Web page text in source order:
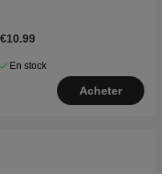
€10.99
En stock
Acheter